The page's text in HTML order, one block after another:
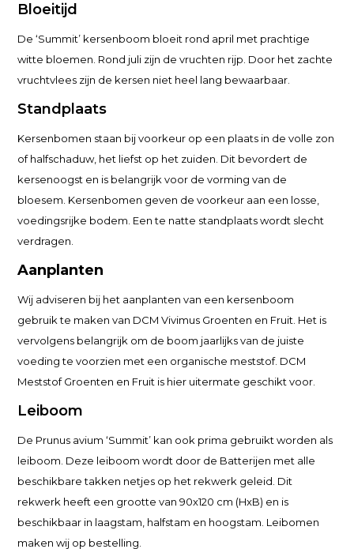
Bloeitijd
De ‘Summit’ kersenboom bloeit rond april met prachtige
witte bloemen. Rond juli zijn de vruchten rijp. Door het zachte
vruchtvlees zijn de kersen niet heel lang bewaarbaar.
Standplaats
Kersenbomen staan bij voorkeur op een plaats in de volle zon
of halfschaduw, het liefst op het zuiden. Dit bevordert de
kersenoogst en is belangrijk voor de vorming van de
bloesem. Kersenbomen geven de voorkeur aan een losse,
voedingsrijke bodem. Een te natte standplaats wordt slecht
verdragen.
Aanplanten
Wij adviseren bij het aanplanten van een kersenboom
gebruik te maken van DCM Vivimus Groenten en Fruit. Het is
vervolgens belangrijk om de boom jaarlijks van de juiste
voeding te voorzien met een organische meststof. DCM
Meststof Groenten en Fruit is hier uitermate geschikt voor.
Leiboom
De Prunus avium ‘Summit’ kan ook prima gebruikt worden als
leiboom. Deze leiboom wordt door de Batterijen met alle
beschikbare takken netjes op het rekwerk geleid. Dit
rekwerk heeft een grootte van 90x120 cm (HxB) en is
beschikbaar in laagstam, halfstam en hoogstam. Leibomen
maken wij op bestelling.